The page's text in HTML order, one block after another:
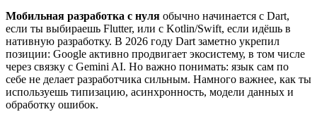
Мобильная разработка с нуля обычно начинается с Dart,
если ты выбираешь Flutter, или с Kotlin/Swift, если идёшь в
нативную разработку. В 2026 году Dart заметно укрепил
позиции: Google активно продвигает экосистему, в том числе
через связку с Gemini AI. Но важно понимать: язык сам по
себе не делает разработчика сильным. Намного важнее, как ты
используешь типизацию, асинхронность, модели данных и
обработку ошибок.